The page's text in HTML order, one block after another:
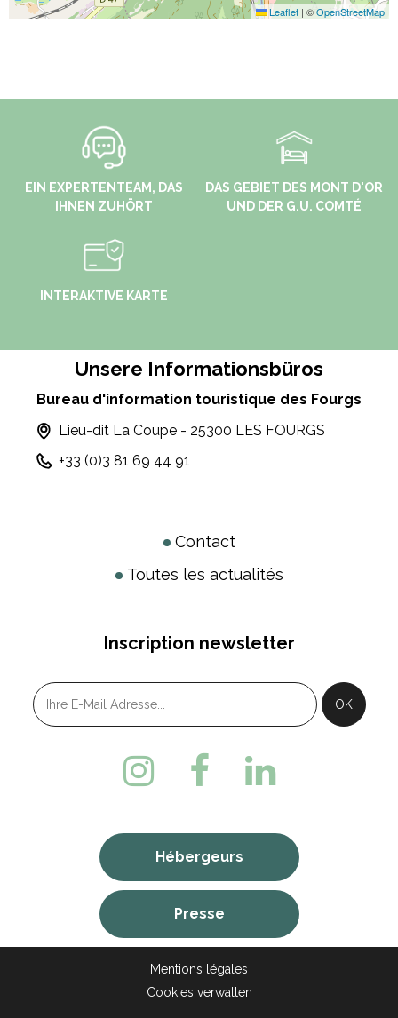
Leaflet | ©OpenStreetMap
EIN EXPERTENTEAM, DAS
IHNEN ZUHÖRT
DAS GEBIET DES MONT D'OR
UND DER G.U. COMTÉ
INTERAKTIVE KARTE
Unsere Informationsbüros
Bureau d'information touristique des Fourgs
Lieu-dit La Coupe - 25300 LES FOURGS
+33 (0)3 81 69 44 91
Contact
Toutes les actualités
Inscription newsletter
Hébergeurs
Presse
Mentions légales
Cookies verwalten